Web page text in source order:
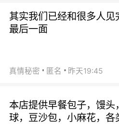
其实我们已经和很多人见
最后一面
真情秘密 匿名 昨天19:45
本店提供早餐包子，馒
球，豆沙包，小麻花，各